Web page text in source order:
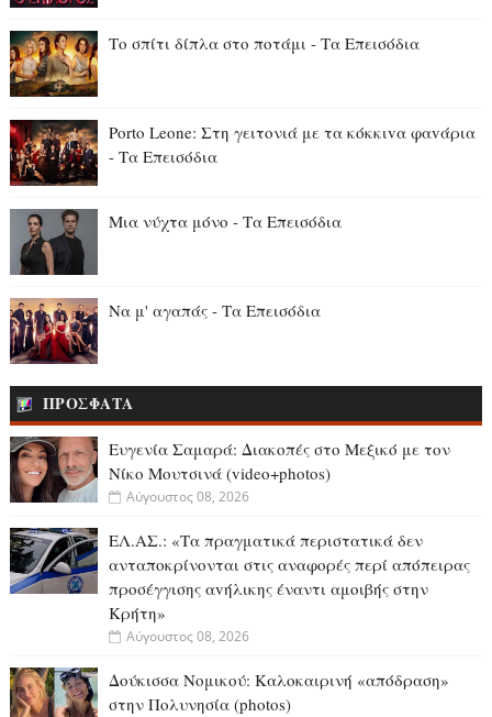
Το σπίτι δίπλα στο ποτάμι - Τα Επεισόδια
Porto Leone: Στη γειτονιά με τα κόκκιvα φαvάρια
- Τα Επεισόδια
Μια νύχτα μόνο - Τα Επεισόδια
Να μ' αγαπάς - Τα Επεισόδια
ΠΡΟΣΦΑΤΑ
Ευγενία Σαμαρά: Διακοπές στο Μεξικό με τον
Νίκο Μουτσινά (video+photos)
Αύγουστος 08, 2026
ΕΛ.ΑΣ.: «Τα πραγματικά περιστατικά δεν
ανταποκρίνονται στις αναφορές περί απόπειρας
προσέγγισης αvήλικης έναντι αμοιβής στην
Κρήτη»
Αύγουστος 08, 2026
Δούκισσα Νομικού: Καλοκαιρινή «απόδραση»
στην Πολυνησία (photos)